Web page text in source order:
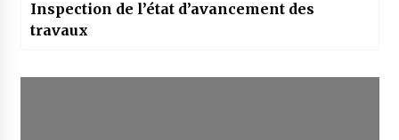
Inspection de l’état d’avancement des
travaux